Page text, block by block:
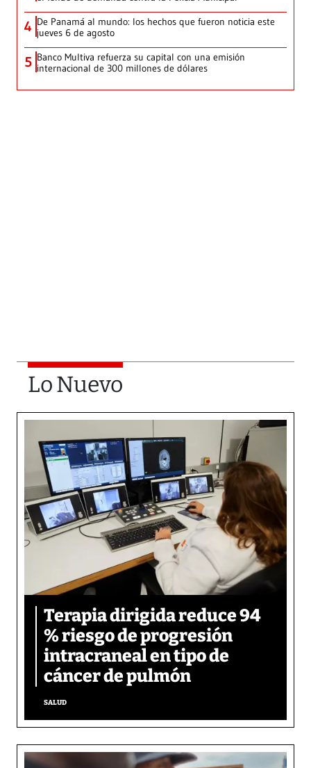
4 De Panamá al mundo: los hechos que fueron noticia este
jueves 6 de agosto
5 Banco Multiva refuerza su capital con una emisión
internacional de 300 millones de dólares
Lo Nuevo
Terapia dirigida reduce 94
% riesgo de progresión
intracraneal en tipo de
cáncer de pulmón
SALUD